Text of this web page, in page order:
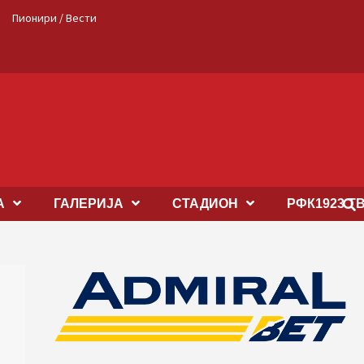
Пионири / Вести
ГАЛЕРИЈА СТАДИОН РФК1923